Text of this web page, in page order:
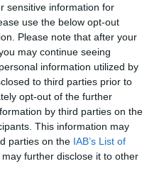
sensitive information for
use the below opt-out
Please note that after your
may continue seeing
information utilized by
to third parties prior to
opt-out of the further
by third parties on the
This information may
parties on the IAB’s List of
may further disclose it to other
αιγυπτιακής
στο
«εκλεκτής» του